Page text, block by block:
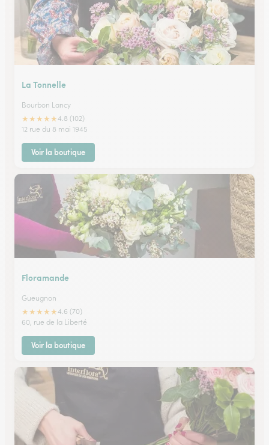
La Tonnelle
Bourbon Lancy
★★★★★4.8 (102)
12 rue du 8 mai 1945
Voir la boutique
Floramande
Gueugnon
★★★★★4.6 (70)
60, rue de la Liberté
Voir la boutique